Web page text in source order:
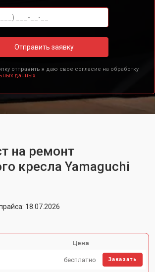
Отправить заявку
отправить я даю свое согласие на обработку
данных.
на ремонт
кресла Yamaguchi
18.07.2026
Цена
бесплатно Заказать